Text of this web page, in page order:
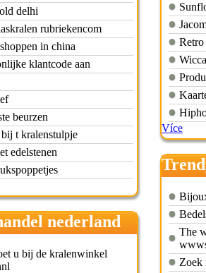
delhi
rubriekencom
in china
klantcode aan
beurzen
t kralenstulpje
edelstenen
nederland
u bij de kralenwinkel
Více
The
Zoek